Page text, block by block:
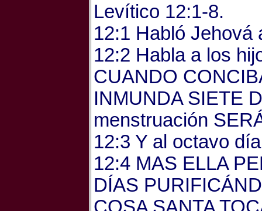
Levítico 12:1-8.
12:1 Habló Jehová
12:2 Habla a los
CUANDO
INMUNDA SIETE
menstruación
12:3 Y al octavo
12:4 MAS ELLA
DÍAS